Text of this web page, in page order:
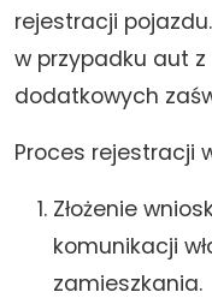
rejestracji
w przypadku aut z
dodatkowych
Proces rejestracji
Złożenie
komunikacji
zamieszkania.